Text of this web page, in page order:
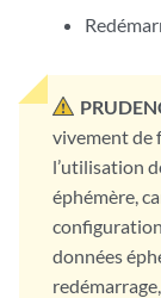
vivement de
l’utilisation
éphémère,
données